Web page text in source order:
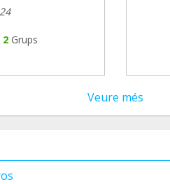
2 Grups
Veure més